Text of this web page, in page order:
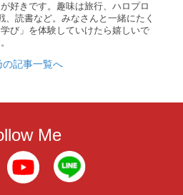
好きです。趣味は旅行、ハロプロ
読書など。みなさんと一緒にたく
び」を体験していけたら嬉しいで
の記事一覧へ
Me